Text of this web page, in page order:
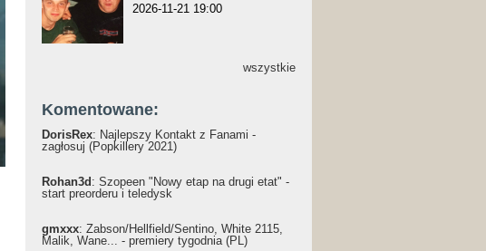
2026-11-21 19:00
wszystkie
Komentowane:
DorisRex: Najlepszy Kontakt z Fanami -
zagłosuj (Popkillery 2021)
Rohan3d : Szopeen "Nowy etap na drugi etat" -
start preorderu i teledysk
gmxxx: Żabson/Hellfield/Sentino, White 2115,
Malik, Wane... - premiery tygodnia (PL)